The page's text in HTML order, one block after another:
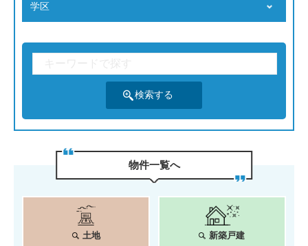
学区
物件⼀覧へ
土地 新築戸建